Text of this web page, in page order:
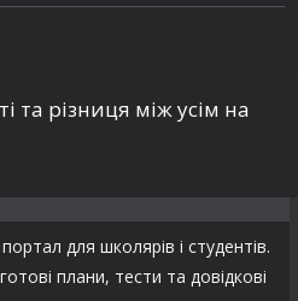
та різниця між усім на
для школярів і студентів.
плани, тести та довідкові